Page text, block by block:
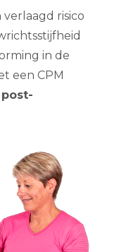
risico
in de
een CPM